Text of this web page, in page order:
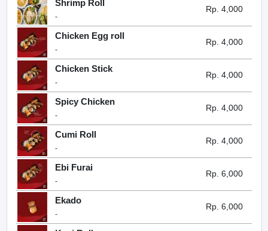
Shrimp Roll
-
Rp. 4,000
Chicken Egg roll
-
Rp. 4,000
Chicken Stick
-
Rp. 4,000
Spicy Chicken
-
Rp. 4,000
Cumi Roll
-
Rp. 4,000
Ebi Furai
-
Rp. 6,000
Ekado
-
Rp. 6,000